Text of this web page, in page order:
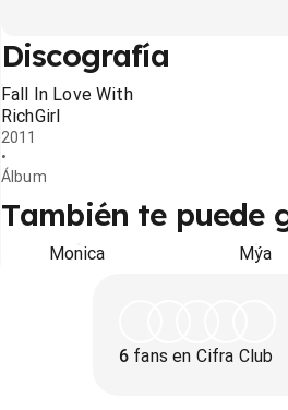
Discografía
Fall In Love With
RichGirl
2011
•
Álbum
También te puede
Monica Mýa
6 fans en Cifra Club